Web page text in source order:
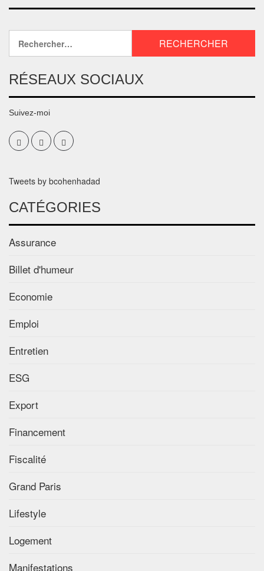
RÉSEAUX SOCIAUX
Suivez-moi
Tweets by bcohenhadad
CATÉGORIES
Assurance
Billet d'humeur
Economie
Emploi
Entretien
ESG
Export
Financement
Fiscalité
Grand Paris
Lifestyle
Logement
Manifestations